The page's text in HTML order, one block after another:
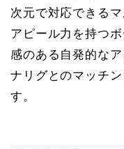
次元で対応できる
アピール力を持つ
感のある自発的な
ナリグとのマッチ
す。